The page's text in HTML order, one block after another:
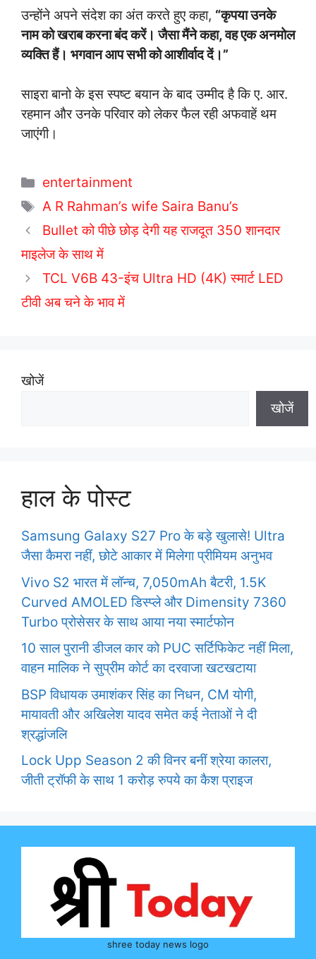
उन्होंने अपने संदेश का अंत करते हुए कहा, “कृपया उनके
नाम को खराब करना बंद करें। जैसा मैंने कहा, वह एक अनमोल
व्यक्ति हैं। भगवान आप सभी को आशीर्वाद दें।”
साइरा बानो के इस स्पष्ट बयान के बाद उम्मीद है कि ए. आर.
रहमान और उनके परिवार को लेकर फैल रही अफवाहें थम
जाएंगी।
C
a
e
g
o
r
entertainment
T
a
g
s
A R Rahman’s wife Saira Banu’s
Bullet को पीछे छोड़ देगी यह राजदूत 350 शानदार
माइलेज के साथ में
TCL V6B 43-इंच Ultra HD (4K) स्मार्ट LED
टीवी अब चने के भाव में
खोजें
खोजें
हाल के पोस्ट
Samsung Galaxy S27 Pro के बड़े खुलासे! Ultra
जैसा कैमरा नहीं, छोटे आकार में मिलेगा प्रीमियम अनुभव
Vivo S2 भारत में लॉन्च, 7,050mAh बैटरी, 1.5K
Curved AMOLED डिस्प्ले और Dimensity 7360
Turbo प्रोसेसर के साथ आया नया स्मार्टफोन
10 साल पुरानी डीजल कार को PUC सर्टिफिकेट नहीं मिला,
वाहन मालिक ने सुप्रीम कोर्ट का दरवाजा खटखटाया
BSP विधायक उमाशंकर सिंह का निधन, CM योगी,
मायावती और अखिलेश यादव समेत कई नेताओं ने दी
श्रद्धांजलि
Lock Upp Season 2 की विनर बनीं श्रेया कालरा,
जीती ट्रॉफी के साथ 1 करोड़ रुपये का कैश प्राइज
shree today news logo